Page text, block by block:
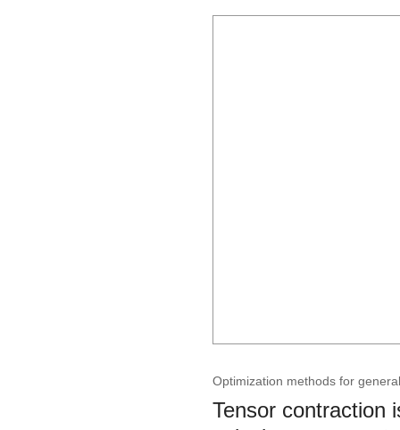
Optimization methods for
Tensor contraction